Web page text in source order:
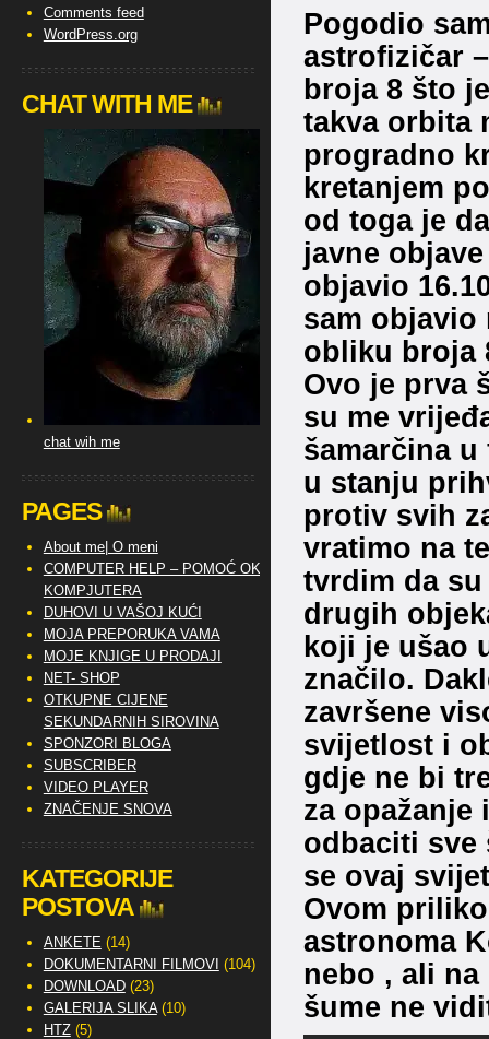
Pogodio
astrofizičar
broja 8 što
takva orbita
progradno
kretanjem
od toga je
javne
objavio
sam objavio
obliku broja
Ovo je prva
su me
šamarčina
u stanju
protiv svih
vratimo na
tvrdim da
drugih
koji je ušao
značilo.
završene
svijetlost i
gdje ne bi
za opažanje
odbaciti sve
se ovaj
Ovom
astronoma
nebo , ali
šume ne
Comments feed
WordPress.org
CHAT WITH ME
chat wih me
PAGES
About me| O meni
COMPUTER HELP – POMOĆ OKO
KOMPJUTERA
DUHOVI U VAŠOJ KUĆI
MOJA PREPORUKA VAMA
MOJE KNJIGE U PRODAJI
NET- SHOP
OTKUPNE CIJENE
SEKUNDARNIH SIROVINA
SPONZORI BLOGA
SUBSCRIBER
VIDEO PLAYER
ZNAČENJE SNOVA
KATEGORIJE
POSTOVA
ANKETE (14)
DOKUMENTARNI FILMOVI (104)
DOWNLOAD(23)
GALERIJA SLIKA(10)
HTZ(5)